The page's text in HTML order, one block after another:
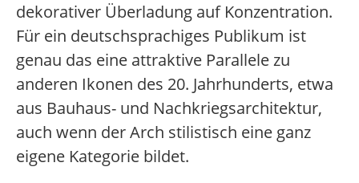
dekorativer Überladung auf Konzentration.
Für ein deutschsprachiges Publikum ist
genau das eine attraktive Parallele zu
anderen Ikonen des 20. Jahrhunderts, etwa
aus Bauhaus- und Nachkriegsarchitektur,
auch wenn der Arch stilistisch eine ganz
eigene Kategorie bildet.